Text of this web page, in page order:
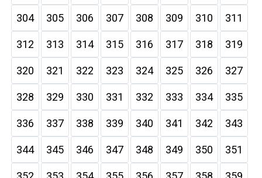
304 305 306 307 308 309 310 311
312 313 314 315 316 317 318 319
320 321 322 323 324 325 326 327
328 329 330 331 332 333 334 335
336 337 338 339 340 341 342 343
344 345 346 347 348 349 350 351